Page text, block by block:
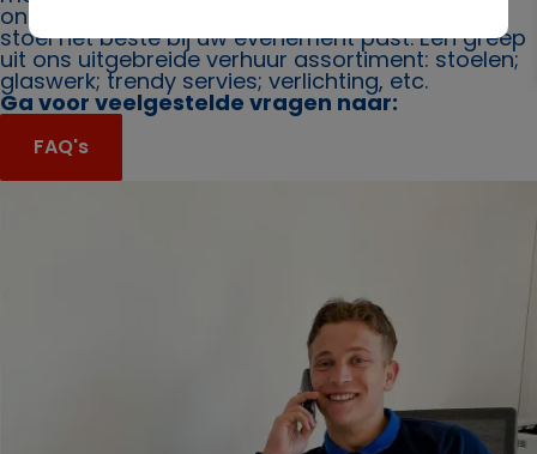
ons. Ook bieden wij u graag advies over welke
stoel het beste bij uw evenement past. Een greep
uit ons uitgebreide verhuur assortiment: stoelen;
glaswerk; trendy servies; verlichting, etc.
Ga voor veelgestelde vragen naar:
FAQ's